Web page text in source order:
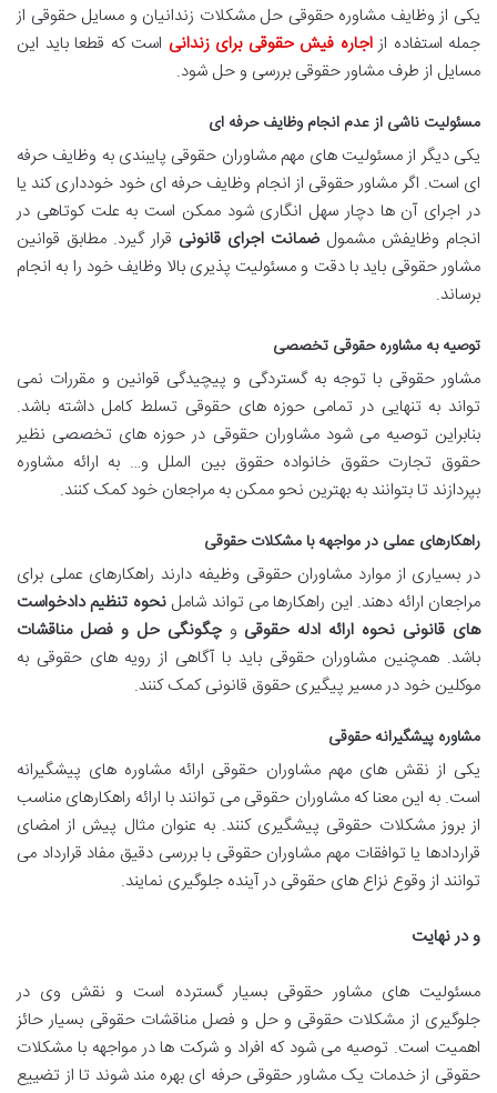
یکی از وظایف مشاوره حقوقی حل مشکلات زندانیان و مسایل حقوقی از
جمله استفاده ازاجاره فیش حقوقی برای زندانی است که قطعا باید این
مسایل از طرف مشاور حقوقی بررسی و حل شود.
مسئولیت ناشی از عدم انجام وظایف حرفه ای
یکی دیگر از مسئولیت های مهم مشاوران حقوقی پایبندی به وظایف حرفه
ای است. اگر مشاور حقوقی از انجام وظایف حرفه ای خود خودداری کند یا
در اجرای آن ها دچار سهل انگاری شود ممکن است به علت کوتاهی در
انجام وظایفش مشمول ضمانت اجرای قانونی قرار گیرد. مطابق قوانین
مشاور حقوقی باید با دقت و مسئولیت پذیری بالا وظایف خود را به انجام
برساند.
توصیه به مشاوره حقوقی تخصصی
مشاور حقوقی با توجه به گستردگی و پیچیدگی قوانین و مقررات نمی
تواند به تنهایی در تمامی حوزه های حقوقی تسلط کامل داشته باشد.
بنابراین توصیه می شود مشاوران حقوقی در حوزه های تخصصی نظیر
حقوق تجارت حقوق خانواده حقوق بین الملل و… به ارائه مشاوره
بپردازند تا بتوانند به بهترین نحو ممکن به مراجعان خود کمک کنند.
راهکارهای عملی در مواجهه با مشکلات حقوقی
در بسیاری از موارد مشاوران حقوقی وظیفه دارند راهکارهای عملی برای
مراجعان ارائه دهند. این راهکارها می تواند شاملنحوه تنظیم دادخواست
های قانونی نحوه ارائه ادله حقوقی وچگونگی حل و فصل مناقشات
باشد. همچنین مشاوران حقوقی باید با آگاهی از رویه های حقوقی به
موکلین خود در مسیر پیگیری حقوق قانونی کمک کنند.
مشاوره پیشگیرانه حقوقی
یکی از نقش های مهم مشاوران حقوقی ارائه مشاوره های پیشگیرانه
است. به این معنا که مشاوران حقوقی می توانند با ارائه راهکارهای مناسب
از بروز مشکلات حقوقی پیشگیری کنند. به عنوان مثال پیش از امضای
قراردادها یا توافقات مهم مشاوران حقوقی با بررسی دقیق مفاد قرارداد می
توانند از وقوع نزاع های حقوقی در آینده جلوگیری نمایند.
و در نهایت
مسئولیت های مشاور حقوقی بسیار گسترده است و نقش وی در
جلوگیری از مشکلات حقوقی و حل و فصل مناقشات حقوقی بسیار حائز
اهمیت است. توصیه می شود که افراد و شرکت ها در مواجهه با مشکلات
حقوقی از خدمات یک مشاور حقوقی حرفه ای بهره مند شوند تا از تضییع